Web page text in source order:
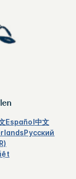
Español中文
Русский